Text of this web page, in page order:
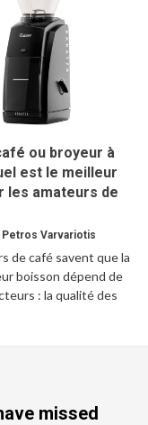
ou broyeur à
est le meilleur
les amateurs de
Petros Varvariotis
de café savent que la
boisson dépend de
: la qualité des
missed